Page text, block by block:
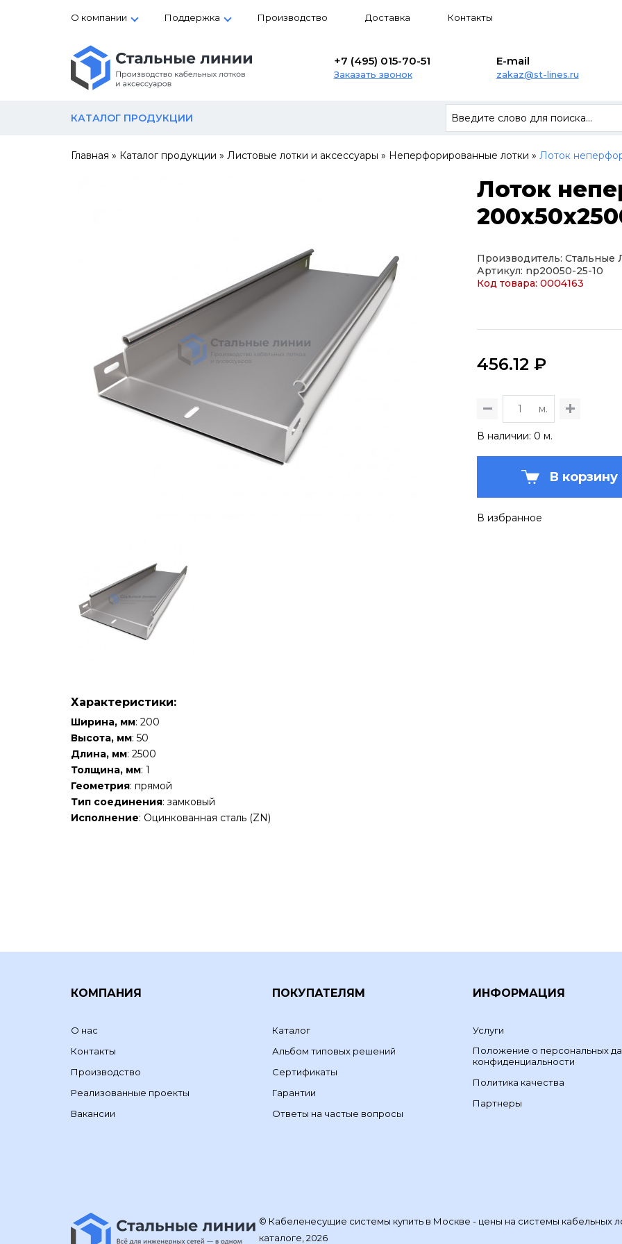
О компании Поддержка Производство Доставка Контакты
+7 (495) 015-70-51
Заказать звонок
E-mail
zakaz@st-lines.ru
КАТАЛОГ ПРОДУКЦИИ
Главная » Каталог продукции » Листовые лотки и аксессуары » Неперфорированные лотки » Лоток
Лоток
Производитель: Стальные
Артикул: np20050-25-10
Код товара: 0004163
456.12 ₽
м.
В наличии: 0 м.
В корзину
В избранное
Характеристики:
Ширина, мм: 200
Высота, мм: 50
Длина, мм: 2500
Толщина, мм: 1
Геометрия: прямой
Тип соединения: замковый
Исполнение: Оцинкованная сталь (ZN)
КОМПАНИЯ
О нас
Контакты
Производство
Реализованные проекты
Вакансии
ПОКУПАТЕЛЯМ
Каталог
Альбом типовых решений
Сертификаты
Гарантии
Ответы на частые вопросы
ИНФОРМАЦИЯ
Услуги
Положение о персональных
конфиденциальности
Политика качества
Партнеры
© Кабеленесущие системы купить в Москве - цены на системы кабельных
каталоге, 2026